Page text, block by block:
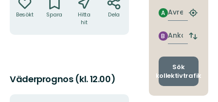
Besökt Spara
Hitta
hit
Dela
Väderprognos (kl. 12.00)
Avresa
A
Hitta
Ankomst
B
Byt
och
Sök
kollektivtrafik